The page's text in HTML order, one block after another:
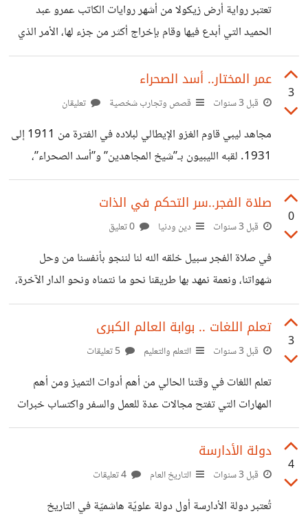
وأشارت الطبيبة الألمانية إلى أنه من المفيد للموظفين أيضاً أن
يكسروا عاداتهم الروتينية اليومية، كأن يتعمدوا الإمساك بكوب
القهوة يوماً كاملاً بيد أخرى غير التي اعتادوها. وأوضحت
تعتبر رواية أرض زيكولا من أشهر روايات الكاتب عمرو عبد
الحميد التي أبدع فيها وقام بإخراج أكثر من جزء لها، الأمر الذي
جعل كل المداومين على القراءة أو حتى محبي القراءة على
فترات ينبهرون بذكاء الكاتب وجمال خياله الواسع في سرد قصة
من الخيال ومرتبطة قليلاً بالواقع المرير الذي نعيشه وهذا هو
اسمه "خالد" يبلغ من العمر ثمانية وعشرين عاماً ويسكن في
قرية يطلق عليها اسم " البهو فريك"،
3
عمر المختار.. أسد الصحراء
قبل 3 سنوات قصص وتجارب شخصية تعليقان
مجاهد ليبي قاوم الغزو الإيطالي لبلاده في الفترة من 1911 إلى
1931. لقبه الليبيون بـ”شيخ المجاهدين” و”أسد الصحراء”،
وأسره الإيطاليون وعقدوا له محاكمة صورية قضت بإعدامه شنقا
في 16 سبتمبر/أيلول 1931. ولد عمر بن المختار بن عمر المنفي
عام 1862 (وقيل عام 1858) في قرية جنزور بالبطنان في
بمعهد واحة الجغبوب التي كانت آنذاك عاصمة للدعوة السنوسية
شرقي ليبيا، فدرس فيه مدة 8 سنوات العلوم الشرعية من فقه
وحديث وتفسير. وقد
0
صلاة الفجر..سر التحكم في الذات
قبل 3 سنوات دين ودنيا
في صلاة الفجر سبيل خلقه الله لنا لننجو بأنفسنا من وحل
شهواتنا، ونعمة نمهد بها طريقنا نحو ما نتمناه ونحو الدار الآخرة،
وفيها إعانة على ترتيب الأولويات وتدريب على مواجهة
التحديات في كل مرة نستعد فيها للنوم
_______________________________________________
_______________________________________________
_______________________________________________
(والفَّجْر ) سورة الفجر- ١، هنا البداية في حياة المسلم، هي
العلامة الفارقة في حياته والخط الفاصل بين نجاحه وفشله، بل
هنا يكمن التحدي الأكبر، عندما يُرفع أذان صلاة الفجر معلنا عن
بداية يوم جديد للإنسان المسلم، التحدي الذي يجعل منه
3
تعلم اللغات .. بوابة العالم الكبرى
قبل 3 سنوات التعلم والتعليم
تعلم اللغات في وقتنا الحالي من أهم أدوات التميز ومن أهم
المهارات التي تفتح مجالات عدة للعمل والسفر واكتساب خبرات
جديدة، كما هو الحال بالنسبة لبعض المهارات الأخرى؛ مثل تعلم
لغة البرمجة والتصميم الجرافيكي والتصوير الفوتوغرافي
والتسويق الإلكتروني. فأصحاب تلك المهارات يتمكنون من العمل
4
دولة الأدارسة
قبل 3 سنوات التاريخ العام
تُعتبر دولة الأدارسة أول دولة علويّة هاشميّة في التاريخ